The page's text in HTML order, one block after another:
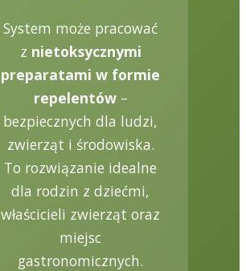
System może pracować
z nietoksycznymi
preparatami w formie
repelentów–
bezpiecznych dla ludzi,
zwierząt i środowiska.
To rozwiązanie idealne
dla rodzin z dziećmi,
właścicieli zwierząt oraz
miejsc
gastronomicznych.